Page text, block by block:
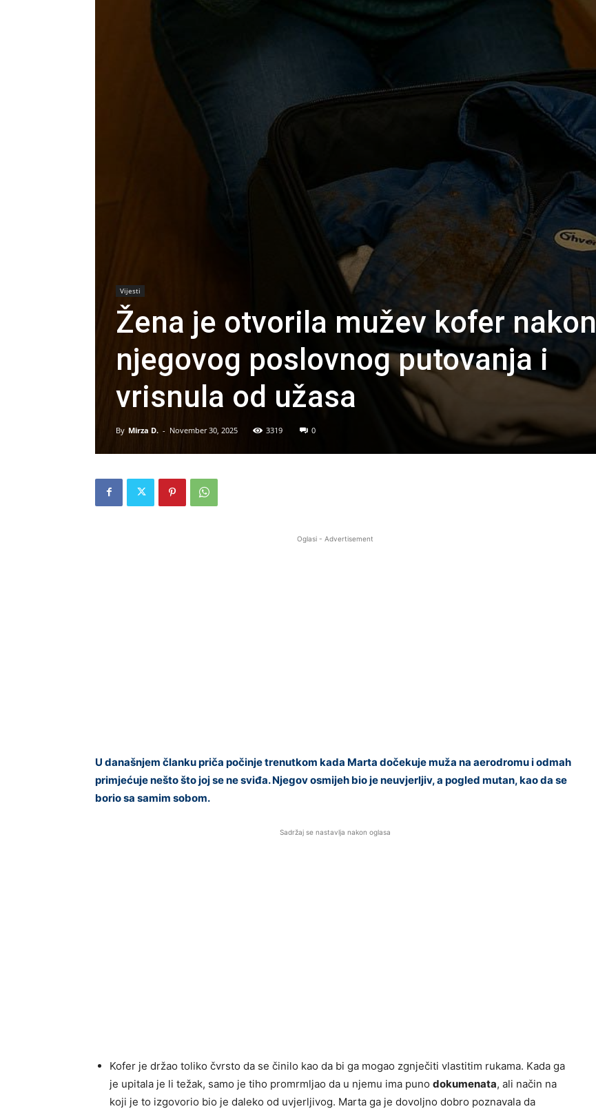
Vijesti
Žena je otvorila mužev kofer nakon
njegovog poslovnog putovanja i
vrisnula od užasa
By Mirza D. - November 30, 2025 3319 0
Oglasi - Advertisement
U današnjem članku priča počinje trenutkom kada Marta dočekuje muža na aerodromu i odmah
primjećuje nešto što joj se ne sviđa. Njegov osmijeh bio je neuvjerljiv, a pogled mutan, kao da se
borio sa samim sobom.
Sadržaj se nastavlja nakon oglasa
Kofer je držao toliko čvrsto da se činilo kao da bi ga mogao zgnječiti vlastitim rukama. Kada ga
je upitala je li težak, samo je tiho promrmljao da u njemu ima puno dokumenata, ali način na
koji je to izgovorio bio je daleko od uvjerljivog. Marta ga je dovoljno dobro poznavala da